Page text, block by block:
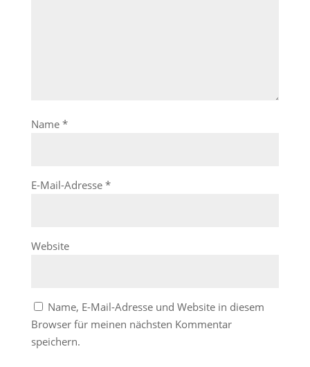
Name *
E-Mail-Adresse *
Website
Name, E-Mail-Adresse und Website in diesem
Browser für meinen nächsten Kommentar
speichern.